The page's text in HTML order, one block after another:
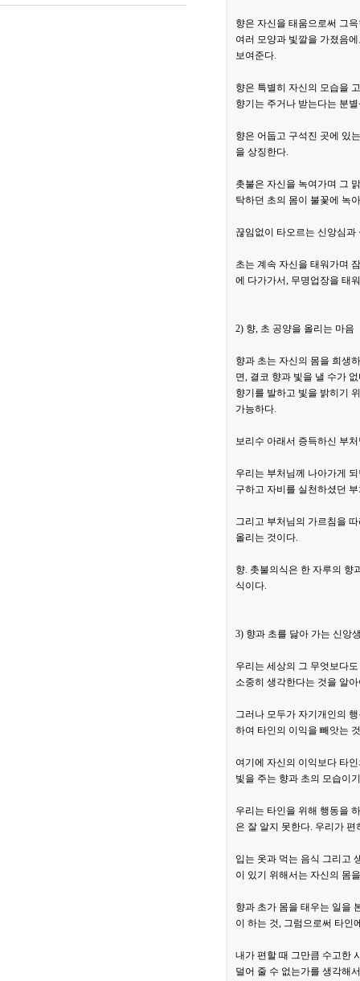
향은 자신을 태움으로써 그
여러 모양과 빛깔을 가졌음
보여준다.
향은 특별히 자신의 모습을
향기는 주거나 받는다는 분
향은 어둡고 구석진 곳에 있
을 상징한다.
촛불은 자신을 녹여가며 그
탁하던 초의 몸이 불꽃에 녹
끊임없이 타오르는 신앙심
초는 계속 자신을 태워가며
에 다가가서, 무명업장을 태
2) 향, 초 공양을 올리는 마음
향과 초는 자신의 몸을 희생
면, 결코 향과 빛을 낼 수가
향기를 발하고 빛을 밝히기
가능하다.
보리수 아래서 증득하신 부
우리는 부처님께 나아가게
구하고 자비를 실천하셨던
그리고 부처님의 가르침을
올리는 것이다.
향. 촛불의식은 한 자루의 향
식이다.
3) 향과 초를 닳아 가는 신앙
우리는 세상의 그 무엇보다
소중히 생각한다는 것을 알
그러나 모두가 자기개인의
하여 타인의 이익을 빼앗는
여기에 자신의 이익보다 타
빛을 주는 향과 초의 모습이
우리는 타인을 위해 행동을
은 잘 알지 못한다. 우리가
입는 옷과 먹는 음식 그리고
이 있기 위해서는 자신의 몸
향과 초가 몸을 태우는 일을
이 하는 것, 그럼으로써 타인
내가 편할 때 그만큼 수고한
덜어 줄 수 없는가를 생각해